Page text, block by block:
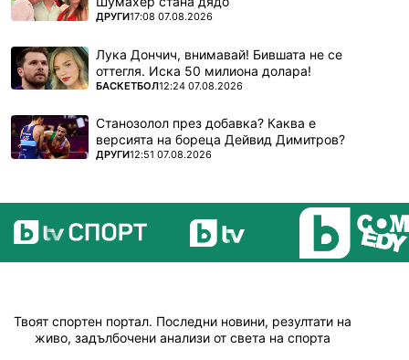
ПОВЕЧЕ ОТ
ДРУГИ17:08 07.08.2026
Лука Дончич, внимавай! Бившата не се
оттегля. Иска 50 милиона долара!
ПОВЕЧЕ ОТ
БАСКЕТБОЛ12:24 07.08.2026
Станозолол през добавка? Каква е
версията на бореца Дейвид Димитров?
ПОВЕЧЕ ОТ
ДРУГИ12:51 07.08.2026
Твоят спортен портал. Последни новини, резултати на
живо, задълбочени анализи от света на спорта